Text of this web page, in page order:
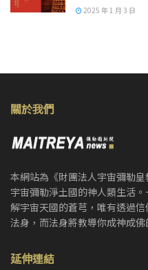
2025 年 1 月 3 日
關於我們
本網站為《財團法人宇宙彌勒
宇宙彌勒淨土國的神人類生活
解宇宙天國的蒼芎，唯有透過
法身，而法身將教導你成神成
延伸連結